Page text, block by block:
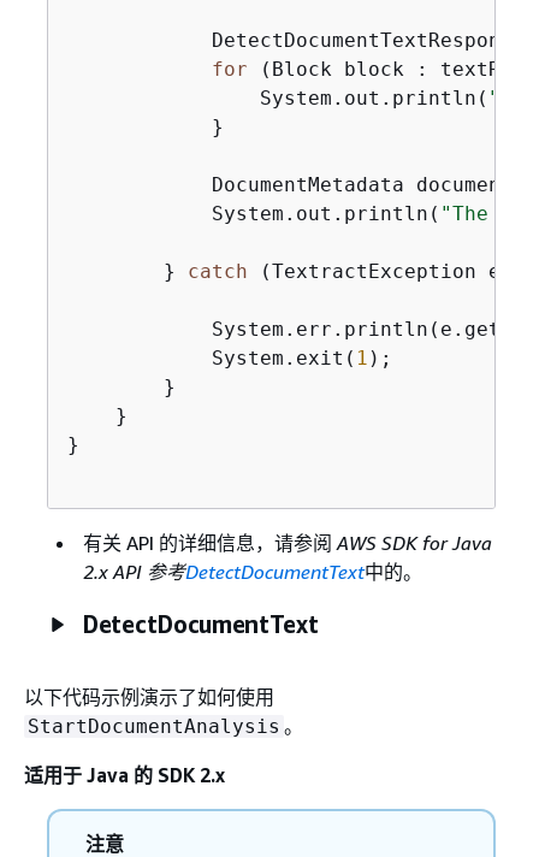
for (Block block :
                System.out.println(
            }
DocumentMetadata
            System.out.println(
"The
        }
catch (TextractException e)
            System.exit(
1 );
        }
    }
}
有关 API 的详细信息，请参阅 AWS SDK for Java
2.x API 参考DetectDocumentText中的。
DetectDocumentText
以下代码示例演示了如何使用
StartDocumentAnalysis 。
适用于 Java 的 SDK 2.x
注意